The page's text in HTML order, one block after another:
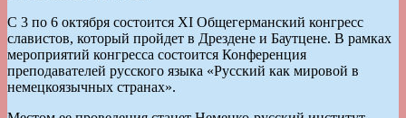
С 3 по 6 октября состоится XI Общегерманский конгресс
славистов, который пройдет в Дрездене и Баутцене. В рамках
мероприятий конгресса состоится Конференция
преподавателей русского языка «Русский как мировой в
немецкоязычных странах».